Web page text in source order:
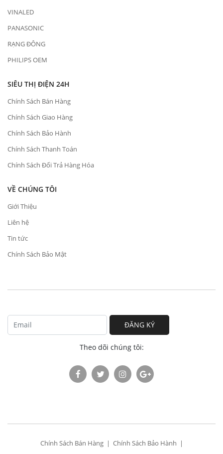
VINALED
PANASONIC
RẠNG ĐÔNG
PHILIPS OEM
SIÊU THỊ ĐIỆN 24H
Chính Sách Bán Hàng
Chính Sách Giao Hàng
Chính Sách Bảo Hành
Chính Sách Thanh Toán
Chính Sách Đổi Trả Hàng Hóa
VỀ CHÚNG TÔI
Giới Thiệu
Liên hệ
Tin tức
Chính Sách Bảo Mật
ĐĂNG KÝ
Theo dõi chúng tôi:
Chính Sách Bán Hàng
Chính Sách Bảo Hành